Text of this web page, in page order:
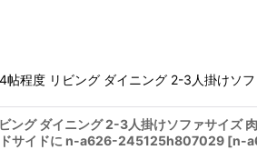
程度 リビング ダイニング 2-3人掛けソ
グ ダイニング 2-3人掛けソファサイズ
ドサイドに n-a626-245125h807029 [n-